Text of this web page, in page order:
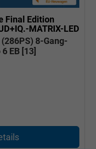
Final Edition
MATRIX-LED
8-Gang-
EB [13]